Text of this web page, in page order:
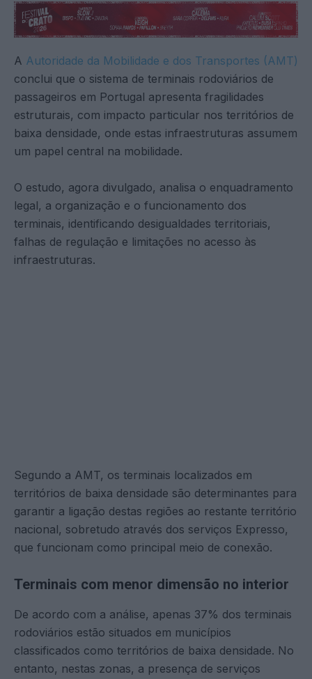
A Autoridade da Mobilidade e dos Transportes (AMT)
conclui que o sistema de terminais rodoviários de
passageiros em Portugal apresenta fragilidades
estruturais, com impacto particular nos territórios de
baixa densidade, onde estas infraestruturas assumem
um papel central na mobilidade.
O estudo, agora divulgado, analisa o enquadramento
legal, a organização e o funcionamento dos
terminais, identificando desigualdades territoriais,
falhas de regulação e limitações no acesso às
infraestruturas.
Segundo a AMT, os terminais localizados em
territórios de baixa densidade são determinantes para
garantir a ligação destas regiões ao restante território
nacional, sobretudo através dos serviços Expresso,
que funcionam como principal meio de conexão.
Terminais com menor dimensão no interior
De acordo com a análise, apenas 37% dos terminais
rodoviários estão situados em municípios
classificados como territórios de baixa densidade. No
entanto, nestas zonas, a presença de serviços